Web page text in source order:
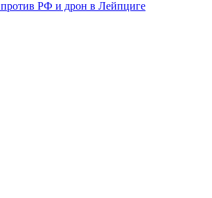
РФ и дрон в Лейпциге